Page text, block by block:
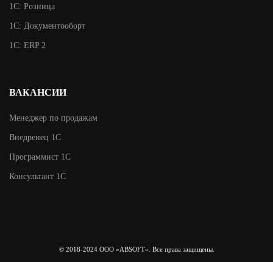
1С: Розница
1С: Документооборт
1С: ERP 2
ВАКАНСИИ
Менеджер по продажам
Внедренец 1С
Программист 1С
Консультант 1С
© 2018-2024 ООО «ABSOFT». Все права защищены.